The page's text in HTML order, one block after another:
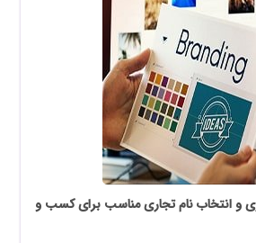
و انتخاب نام تجاری مناسب برای کسب و